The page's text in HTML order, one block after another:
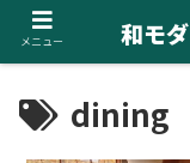
dining
メニュー 和モ